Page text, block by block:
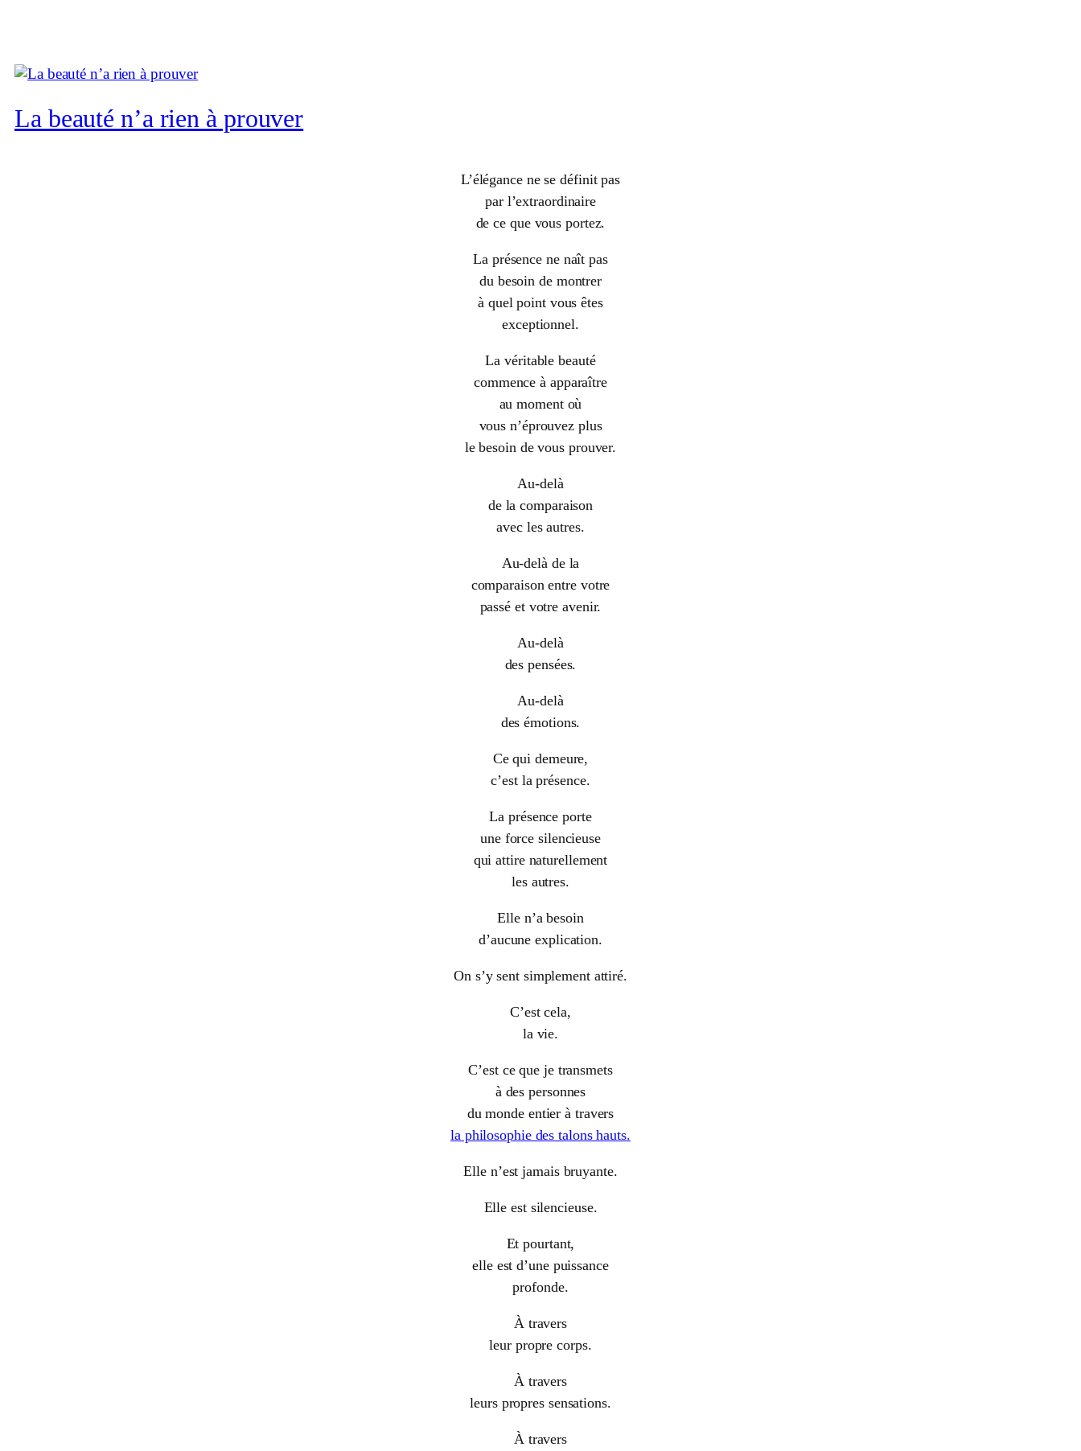
La beauté n’a rien à prouver
L’élégance ne se définit pas
par l’extraordinaire
de ce que vous portez.
La présence ne naît pas
du besoin de montrer
à quel point vous êtes
exceptionnel.
La véritable beauté
commence à apparaître
au moment où
vous n’éprouvez plus
le besoin de vous prouver.
Au-delà
de la comparaison
avec les autres.
Au-delà de la
comparaison entre votre
passé et votre avenir.
Au-delà
des pensées.
Au-delà
des émotions.
Ce qui demeure,
c’est la présence.
La présence porte
une force silencieuse
qui attire naturellement
les autres.
Elle n’a besoin
d’aucune explication.
On s’y sent simplement attiré.
C’est cela,
la vie.
C’est ce que je transmets
à des personnes
du monde entier à travers
la philosophie des talons hauts.
Elle n’est jamais bruyante.
Elle est silencieuse.
Et pourtant,
elle est d’une puissance
profonde.
À travers
leur propre corps.
À travers
leurs propres sensations.
À travers